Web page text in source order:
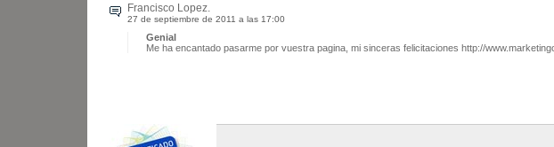
Francisco Lopez.
27 de septiembre de 2011 a las 17:00
Genial
Me ha encantado pasarme por vuestra pagina, mi sinceras felicitaciones http://